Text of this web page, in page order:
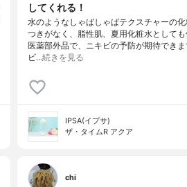
してくれる！
水のようなしゃばしゃばテクスチャーの
つきがなく、脂性肌、夏用化粧水として
医薬部外品で、ニキビの予防が期待でき
ビ…続きを見る
IPSA(イプサ)
ザ・タイムR アクア
chi